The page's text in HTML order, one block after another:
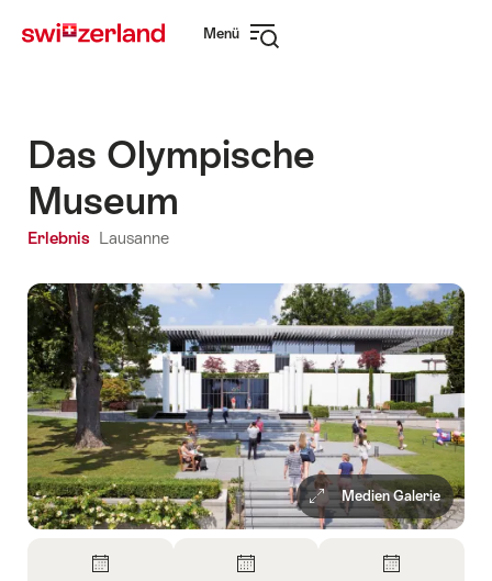
Menü
Das Olympische
Museum
Erlebnis Lausanne
Medien Galerie